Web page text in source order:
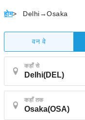
होम> Delhi→Osaka
वन वे
कहाँ से
कहाँ तक